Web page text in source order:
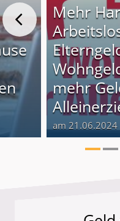
Mehr
mehr
am 21.06.2024